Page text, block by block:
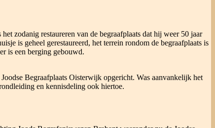
zodanig restaureren van de begraafplaats dat hij weer 50 jaar
is geheel gerestaureerd, het terrein rondom de begraafplaats is
is een berging gebouwd.
Begraafplaats Oisterwijk opgericht. Was aanvankelijk het
en kennisdeling ook hiertoe.